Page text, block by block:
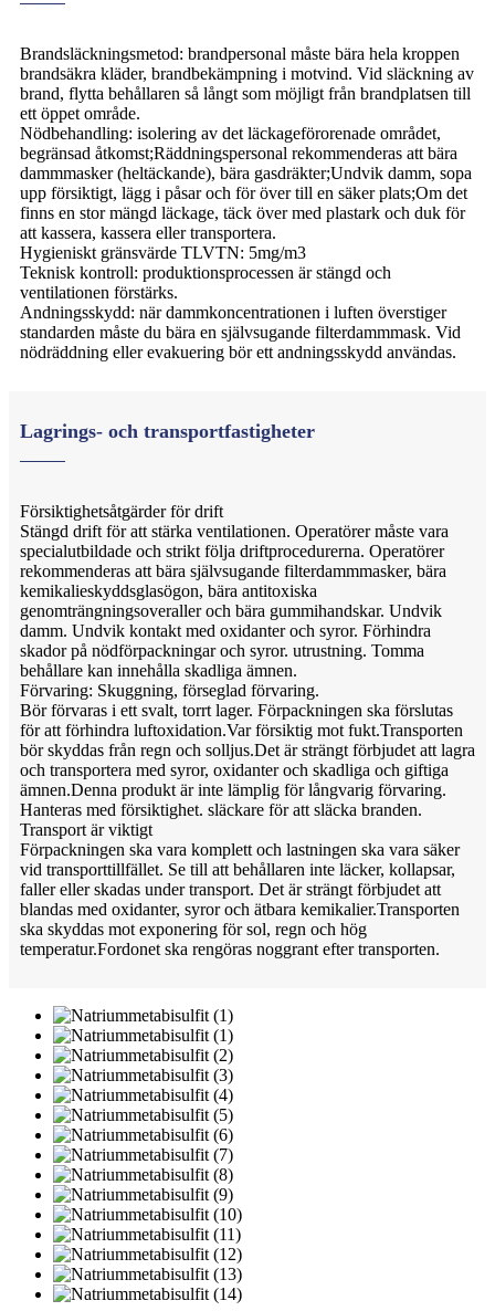
Brandsläckningsmetod: brandpersonal måste bära hela kroppen
brandsäkra kläder, brandbekämpning i motvind. Vid släckning av
brand, flytta behållaren så långt som möjligt från brandplatsen till
ett öppet område.
Nödbehandling: isolering av det läckageförorenade området,
begränsad åtkomst;Räddningspersonal rekommenderas att bära
dammmasker (heltäckande), bära gasdräkter;Undvik damm, sopa
upp försiktigt, lägg i påsar och för över till en säker plats;Om det
finns en stor mängd läckage, täck över med plastark och duk för
att kassera, kassera eller transportera.
Hygieniskt gränsvärde TLVTN: 5mg/m3
Teknisk kontroll: produktionsprocessen är stängd och
ventilationen förstärks.
Andningsskydd: när dammkoncentrationen i luften överstiger
standarden måste du bära en självsugande filterdammmask. Vid
nödräddning eller evakuering bör ett andningsskydd användas.
Lagrings- och transportfastigheter
Försiktighetsåtgärder för drift
Stängd drift för att stärka ventilationen. Operatörer måste vara
specialutbildade och strikt följa driftprocedurerna. Operatörer
rekommenderas att bära självsugande filterdammmasker, bära
kemikalieskyddsglasögon, bära antitoxiska
genomträngningsoveraller och bära gummihandskar. Undvik
damm. Undvik kontakt med oxidanter och syror. Förhindra
skador på nödförpackningar och syror. utrustning. Tomma
behållare kan innehålla skadliga ämnen.
Förvaring: Skuggning, förseglad förvaring.
Bör förvaras i ett svalt, torrt lager. Förpackningen ska förslutas
för att förhindra luftoxidation.Var försiktig mot fukt.Transporten
bör skyddas från regn och solljus.Det är strängt förbjudet att lagra
och transportera med syror, oxidanter och skadliga och giftiga
ämnen.Denna produkt är inte lämplig för långvarig förvaring.
Hanteras med försiktighet. släckare för att släcka branden.
Transport är viktigt
Förpackningen ska vara komplett och lastningen ska vara säker
vid transporttillfället. Se till att behållaren inte läcker, kollapsar,
faller eller skadas under transport. Det är strängt förbjudet att
blandas med oxidanter, syror och ätbara kemikalier.Transporten
ska skyddas mot exponering för sol, regn och hög
temperatur.Fordonet ska rengöras noggrant efter transporten.